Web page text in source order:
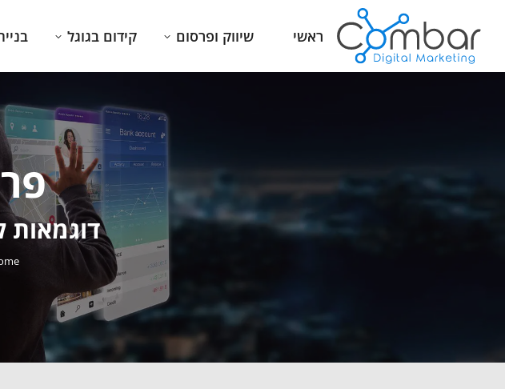
ראשי שיווק ופרסום קידום בגוגל
דוגמאות